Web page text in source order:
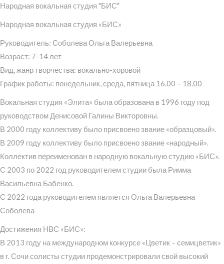
Народная вокальная студия "БИС"
Народная вокальная студия «БИС»
Руководитель: Соболева Ольга Валерьевна
Возраст: 7-14 лет
Вид, жанр творчества: вокально-хоровой
График работы: понедельник, среда, пятница 16.00 – 18.00
Вокальная студия «Элита» была образована в 1996 году под
руководством Денисовой Галины Викторовны.
В 2000 году коллективу было присвоено звание «образцовый».
В 2009 году коллективу было присвоено звание «народный».
Коллектив переименован в народную вокальную студию «БИС».
С 2003 по 2022 год руководителем студии была Римма
Васильевна Бабенко.
С 2022 года руководителем является Ольга Валерьевна
Соболева
Достижения НВС «БИС»:
В 2013 году на международном конкурсе «Цветик – семицветик»
в г. Сочи солисты студии продемонстрировали свой высокий